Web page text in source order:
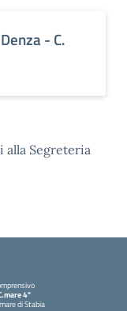
- C.
Segreteria
4"
di Stabia